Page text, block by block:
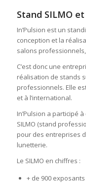
Stand SILMO et
In’Pulsion est un
conception et la
salons
C’est donc une
réalisation de stands
professionnels. Elle
et à l’international.
In’Pulsion a participé
SILMO (stand
pour des entreprises
lunetterie.
Le SILMO en chiffres :
+ de 900